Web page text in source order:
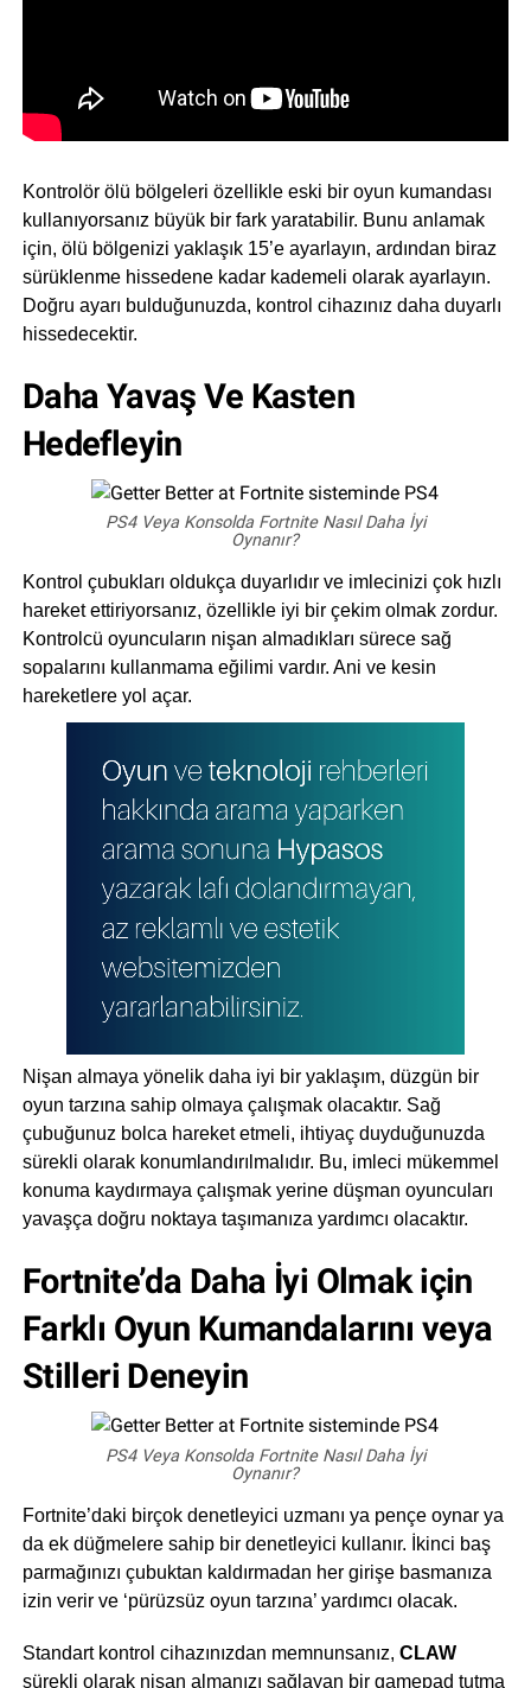
Kontrolör ölü bölgeleri özellikle eski bir oyun kumandası
kullanıyorsanız büyük bir fark yaratabilir. Bunu anlamak
için, ölü bölgenizi yaklaşık 15’e ayarlayın, ardından biraz
sürüklenme hissedene kadar kademeli olarak ayarlayın.
Doğru ayarı bulduğunuzda, kontrol cihazınız daha duyarlı
hissedecektir.
Daha Yavaş Ve Kasten
Hedefleyin
PS4 Veya Konsolda Fortnite Nasıl Daha İyi
Oynanır?
Kontrol çubukları oldukça duyarlıdır ve imlecinizi çok hızlı
hareket ettiriyorsanız, özellikle iyi bir çekim olmak zordur.
Kontrolcü oyuncuların nişan almadıkları sürece sağ
sopalarını kullanmama eğilimi vardır. Ani ve kesin
hareketlere yol açar.
Nişan almaya yönelik daha iyi bir yaklaşım, düzgün bir
oyun tarzına sahip olmaya çalışmak olacaktır. Sağ
çubuğunuz bolca hareket etmeli, ihtiyaç duyduğunuzda
sürekli olarak konumlandırılmalıdır. Bu, imleci mükemmel
konuma kaydırmaya çalışmak yerine düşman oyuncuları
yavaşça doğru noktaya taşımanıza yardımcı olacaktır.
Fortnite’da Daha İyi Olmak için
Farklı Oyun Kumandalarını veya
Stilleri Deneyin
PS4 Veya Konsolda Fortnite Nasıl Daha İyi
Oynanır?
Fortnite’daki birçok denetleyici uzmanı ya pençe oynar ya
da ek düğmelere sahip bir denetleyici kullanır. İkinci baş
parmağınızı çubuktan kaldırmadan her girişe basmanıza
izin verir ve ‘pürüzsüz oyun tarzına’ yardımcı olacak.
Standart kontrol cihazınızdan memnunsanız, CLAW
sürekli olarak nişan almanızı sağlayan bir gamepad tutma